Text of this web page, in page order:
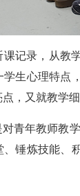
课记录，从教
学生心理特点
，又就教学
青年教师教
、锤炼技能、